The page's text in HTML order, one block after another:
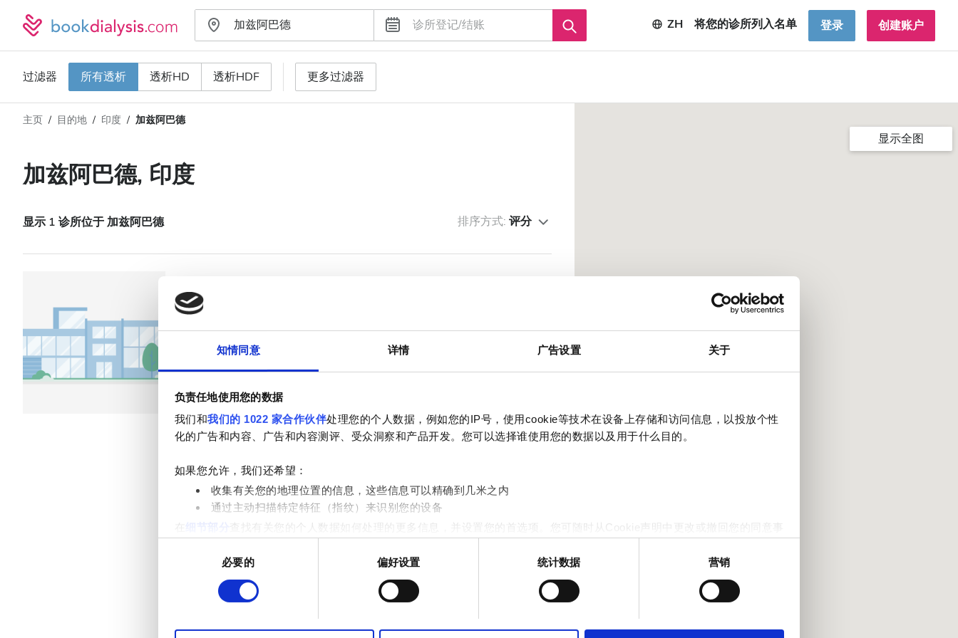
知情同意 详情 广告设置 关于
负责任地使用您的数据
我们和我们的 1022 家合作伙伴处理您的个人数据，例如您的IP号，使用cookie等技术在设备上存储和访问信息，以投放个性
化的广告和内容、广告和内容测评、受众洞察和产品开发。您可以选择谁使用您的数据以及用于什么目的。
如果您允许，我们还希望：
收集有关您的地理位置的信息，这些信息可以精确到几米之内
通过主动扫描特定特征（指纹）来识别您的设备
在
细节部分
查找有关您的个人数据如何处理的更多信息，并设置您的首选项。您可随时从Cookie声明中更改或撤回您的同意事
我们使用 Cookie 来制作贴合用户需求的内容与广告、提供社交媒体功能以及分析我们的流量。我们还会与社交媒体、广告和
分析合作伙伴分享您对我们网站的使用情况，这些合作伙伴可能会将此类信息与您提供给他们或他们在您使用其服务的过程中
必要的 偏好设置 统计数据 营销
ZH 将您的诊所列入名单 登录 创建账户
过滤器 所有透析 透析HD 透析HDF 更多过滤器
透析类型
所有透析
透析HDF
HIV患者
乙型肝炎患者
丙型肝炎患者
距离
评分
价格
主页 目的地 印度 加兹阿巴德
加兹阿巴德, 印度
显示 1 诊所位于 加兹阿巴德 排序方式:评分
(Ghaziabad)
加兹阿巴德, 印度 12.4 距离市中心公里数
透析HD €79
透析HDF €89
显示全图